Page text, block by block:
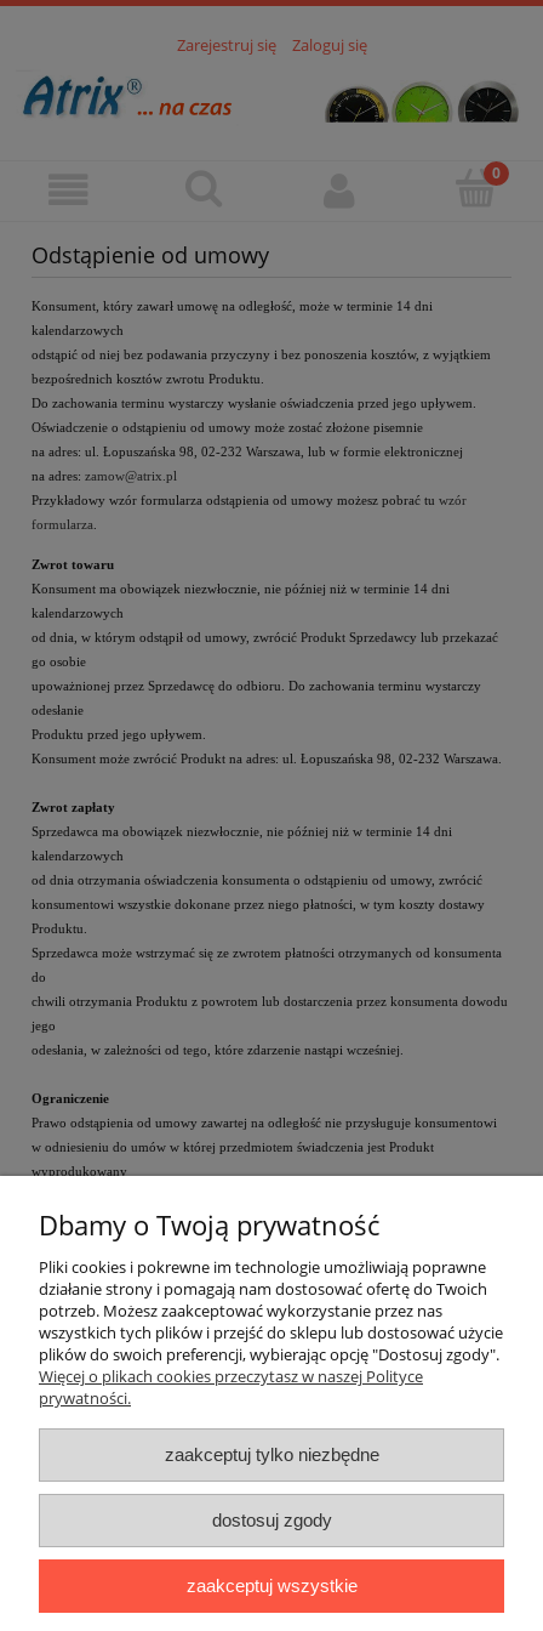
Zarejestruj się Zaloguj się
Odstąpienie od umowy
Konsument, który zawarł umowę na odległość, może w terminie 14 dni
kalendarzowych
odstąpić od niej bez podawania przyczyny i bez ponoszenia kosztów, z wyjątkiem
bezpośrednich kosztów zwrotu Produktu.
Do zachowania terminu wystarczy wysłanie oświadczenia przed jego upływem.
Oświadczenie o odstąpieniu od umowy może zostać złożone pisemnie
na adres: ul. Łopuszańska 98, 02-232 Warszawa, lub w formie elektronicznej
na adres: zamow@atrix.pl
Przykładowy wzór formularza odstąpienia od umowy możesz pobrać tu wzór
formularza.
Zwrot towaru
Konsument ma obowiązek niezwłocznie, nie później niż w terminie 14 dni
kalendarzowych
od dnia, w którym odstąpił od umowy, zwrócić Produkt Sprzedawcy lub przekazać
go osobie
upoważnionej przez Sprzedawcę do odbioru. Do zachowania terminu wystarczy
odesłanie
Produktu przed jego upływem.
Konsument może zwrócić Produkt na adres: ul. Łopuszańska 98, 02-232 Warszawa.
Zwrot zapłaty
Sprzedawca ma obowiązek niezwłocznie, nie później niż w terminie 14 dni
kalendarzowych
od dnia otrzymania oświadczenia konsumenta o odstąpieniu od umowy, zwrócić
konsumentowi wszystkie dokonane przez niego płatności, w tym koszty dostawy
Produktu.
Sprzedawca może wstrzymać się ze zwrotem płatności otrzymanych od konsumenta
do
chwili otrzymania Produktu z powrotem lub dostarczenia przez konsumenta dowodu
jego
odesłania, w zależności od tego, które zdarzenie nastąpi wcześniej.
Ograniczenie
Prawo odstąpienia od umowy zawartej na odległość nie przysługuje konsumentowi
w odniesieniu do umów w której przedmiotem świadczenia jest Produkt
wyprodukowany
Instrukcje
Dostawa i płatności
Moje konto
Bezpieczne zakupu
Informacje
O nas
Dbamy o Twoją prywatność
Pliki cookies i pokrewne im technologie umożliwiają poprawne
działanie strony i pomagają nam dostosować ofertę do Twoich
potrzeb. Możesz zaakceptować wykorzystanie przez nas
wszystkich tych plików i przejść do sklepu lub dostosować użycie
plików do swoich preferencji, wybierając opcję "Dostosuj zgody".
Więcej o plikach cookies przeczytasz w naszej Polityce
prywatności.
zaakceptuj tylko niezbędne
dostosuj zgody
zaakceptuj wszystkie